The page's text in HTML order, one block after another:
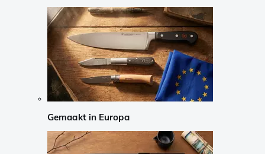
Gemaakt in Europa